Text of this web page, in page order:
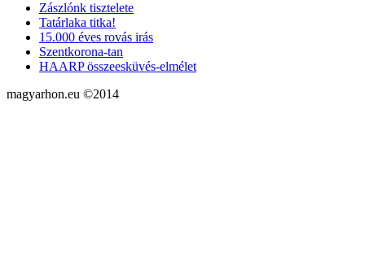
Zászlónk tisztelete
Tatárlaka titka!
15.000 éves rovás irás
Szentkorona-tan
HAARP összeesküvés-elmélet
magyarhon.eu ©2014